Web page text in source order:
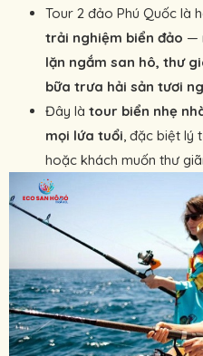
Tour 2 đảo Phú Quốc là
trải nghiệm biển đảo —
lặn ngắm san hô, thư
bữa trưa hải sản tươi
Đây là tour biển nhẹ
mọi lứa tuổi, đặc biệt lý
hoặc khách muốn thư